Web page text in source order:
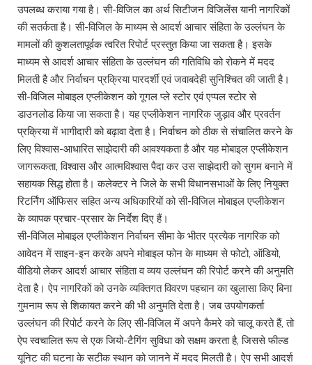
उपलब्ध कराया गया है। सी-विजिल का अर्थ सिटीजन विजिलेंस यानी नागरिकों
की सतर्कता है। सी-विजिल के माध्यम से आदर्श आचार संहिता के उल्लंघन के
मामलों की कुशलतापूर्वक त्वरित रिपोर्ट प्रस्तुत किया जा सकता है। इसके
माध्यम से आदर्श आचार संहिता के उल्लंघन की गतिविधि को रोकने में मदद
मिलती है और निर्वाचन प्रक्रिया पारदर्शी एवं जवाबदेही सुनिश्चित की जाती है।
सी-विजिल मोबाइल एप्लीकेशन को गूगल प्ले स्टोर एवं एप्पल स्टोर से
डाउनलोड किया जा सकता है। यह एप्लीकेशन नागरिक जुड़ाव और प्रवर्तन
प्रक्रिया में भागीदारी को बढ़ावा देता है। निर्वाचन को ठीक से संचालित करने के
लिए विश्वास-आधारित साझेदारी की आवश्यकता है और यह मोबाइल एप्लीकेशन
जागरूकता, विश्वास और आत्मविश्वास पैदा कर उस साझेदारी को सुगम बनाने में
सहायक सिद्ध होता है। कलेक्टर ने जिले के सभी विधानसभाओं के लिए नियुक्त
रिटर्निंग ऑफिसर सहित अन्य अधिकारियों को सी-विजिल मोबाइल एप्लीकेशन
के व्यापक प्रचार-प्रसार के निर्देश दिए हैं।
सी-विजिल मोबाइल एप्लीकेशन निर्वाचन सीमा के भीतर प्रत्येक नागरिक को
आवेदन में साइन-इन करके अपने मोबाइल फोन के माध्यम से फोटो, ऑडियो,
वीडियो लेकर आदर्श आचार संहिता व व्यय उल्लंघन की रिपोर्ट करने की अनुमति
देता है। ऐप नागरिकों को उनके व्यक्तिगत विवरण पहचान का खुलासा किए बिना
गुमनाम रूप से शिकायत करने की भी अनुमति देता है। जब उपयोगकर्ता
उल्लंघन की रिपोर्ट करने के लिए सी-विजिल में अपने कैमरे को चालू करते हैं, तो
ऐप स्वचालित रूप से एक जियो-टैगिंग सुविधा को सक्षम करता है, जिससे फील्ड
यूनिट की घटना के सटीक स्थान को जानने में मदद मिलती है। ऐप सभी आदर्श